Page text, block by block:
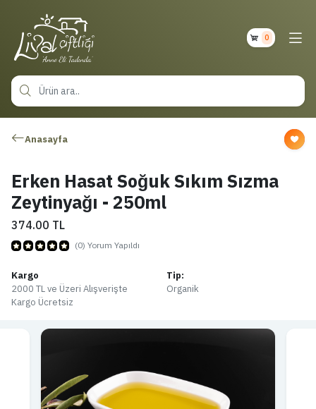
0
Anasayfa
Erken Hasat Soğuk Sıkım Sızma
Zeytinyağı - 250ml
374.00 TL
(0) Yorum Yapıldı
Kargo
2000 TL ve Üzeri Alışverişte
Kargo Ücretsiz
Tip:
Organik